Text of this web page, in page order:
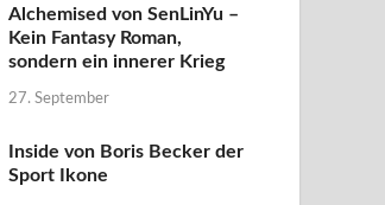
Alchemised von SenLinYu –
Kein Fantasy Roman,
sondern ein innerer Krieg
27. September
Inside von Boris Becker der
Sport Ikone